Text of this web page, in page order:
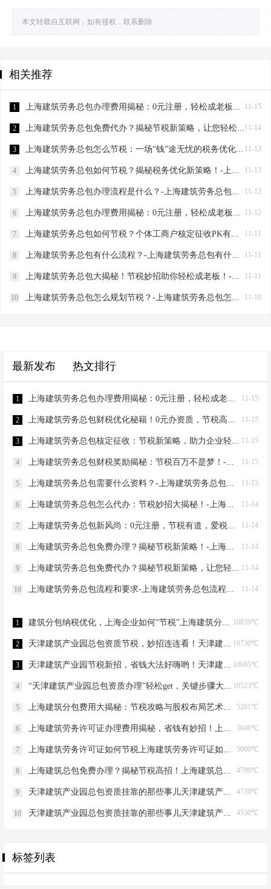
本文转载自互联网，如有侵权，联系删除
相关推荐
11-15
1 上海建筑劳务总包办理费用揭秘：0元注册，轻松成老板！-上海建筑劳务总包办理费用
11-14
2 上海建筑劳务总包免费代办？揭秘节税新策略，让您轻松成老板！-上海建筑劳务总包免费代办吗？
11-13
3 上海建筑劳务总包怎么节税：一场“钱”途无忧的税务优化之旅-上海建筑劳务总包怎么节税
11-13
4 上海建筑劳务总包如何节税？揭秘税务优化新策略！-上海建筑劳务总包如何节税
11-12
5 上海建筑劳务总包办理流程是什么？-上海建筑劳务总包办理流程是什么
11-12
6 上海建筑劳务总包办理费用揭秘：0元注册，轻松成老板！-上海建筑劳务总包办理费用是多少
11-11
7 上海建筑劳务总包如何节税？个体工商户核定征收PK有限公司-上海建筑劳务总包如何节税
11-11
8 上海建筑劳务总包有什么流程？-上海建筑劳务总包有什么流程
11-11
9 上海建筑劳务总包大揭秘！节税妙招助你轻松成老板！-上海建筑劳务总包有什么要求
11-10
10 上海建筑劳务总包怎么规划节税？-上海建筑劳务总包怎么规划节税
最新发布 热文排行
11-15
1 上海建筑劳务总包办理费用揭秘：0元注册，轻松成老板！-上海建筑劳务总包办理费用
11-15
2 上海建筑劳务总包财税优化秘籍！0元办资质，节税高达80%-上海建筑劳务总包财税优化
11-15
3 上海建筑劳务总包核定征收：节税新策略，助力企业轻装上阵！-上海建筑劳务总包核定征收
11-15
4 上海建筑劳务总包财税奖励揭秘：节税百万不是梦！-上海建筑劳务总包财税奖励
11-15
5 上海建筑劳务总包需要什么资料？-上海建筑劳务总包需要什么资料
11-14
6 上海建筑劳务总包怎么代办：节税妙招大揭秘！-上海建筑劳务总包怎么代办
11-14
7 上海建筑劳务总包新风尚：0元注册，节税有道，爱税宝助力企业轻装上阵！-上海建筑劳务总包需要到场吗？
11-14
8 上海建筑劳务总包免费办理？揭秘节税新策略！-上海建筑劳务总包免费办理吗？
11-14
9 上海建筑劳务总包免费代办？揭秘节税新策略，让您轻松成老板！-上海建筑劳务总包免费代办吗？
11-14
10 上海建筑劳务总包流程和要求-上海建筑劳务总包流程和要求
10839℃
1 建筑分包纳税优化，上海企业如何“节税”上海建筑分包纳税优化
10730℃
2 天津建筑产业园总包资质节税，妙招连连看！天津建筑产业园总包资质节税优化
10685℃
3 天津建筑产业园节税新招，省钱大法好嗨哟！天津建筑产业园总包资质节税优化
10523℃
4 “天津建筑产业园总包资质办理”轻松get，关键步骤大揭秘！天津建筑产业园总包资质办理
5201℃
5 上海建筑分包费用大揭秘：节税攻略与股权布局艺术上海建筑分包有什么费用
5046℃
6 上海建筑劳务许可证办理费用揭秘，省钱有妙招！上海建筑劳务许可证办理费用是多少
5000℃
7 上海建筑劳务许可证如何节税上海建筑劳务许可证如何节税
4799℃
8 上海建筑总包免费办理？揭秘节税高招！上海建筑总包免费办理吗？
4739℃
9 天津建筑产业园总包资质挂靠的那些事儿天津建筑产业园总包资质挂靠
4530℃
10 天津建筑产业园总包资质挂靠的那些事儿天津建筑产业园总包资质挂靠
标签列表